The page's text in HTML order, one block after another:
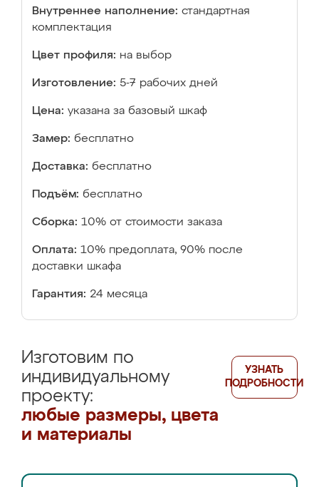
Внутреннее наполнение: стандартная
комплектация
Цвет профиля: на выбор
Изготовление: 5-7 рабочих дней
Цена: указана за базовый шкаф
Замер: бесплатно
Доставка: бесплатно
Подъём: бесплатно
Сборка: 10% от стоимости заказа
Оплата: 10% предоплата, 90% после
доставки шкафа
Гарантия: 24 месяца
Изготовим по
индивидуальному
проекту:
любые размеры, цвета
и материалы
УЗНАТЬ
ПОДРОБНОСТИ